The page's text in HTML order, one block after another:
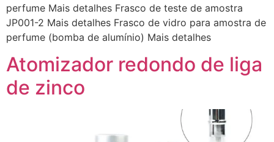
perfume Mais detalhes Frasco de teste de amostra
JP001-2 Mais detalhes Frasco de vidro para amostra de
perfume (bomba de alumínio) Mais detalhes
Atomizador redondo de liga
de zinco